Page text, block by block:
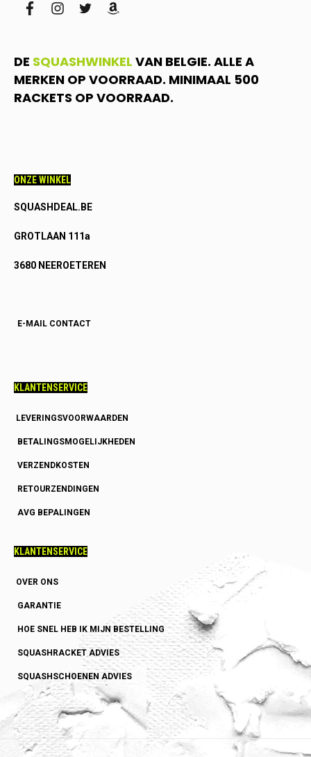
facebookinstagram
twitteramazon
DE SQUASHWINKEL VAN BELGIE. ALLE A
MERKEN OP VOORRAAD. MINIMAAL 500
RACKETS OP VOORRAAD.
ONZE WINKEL
SQUASHDEAL.BE
GROTLAAN 111a
3680 NEEROETEREN
E-MAIL CONTACT
KLANTENSERVICE
LEVERINGSVOORWAARDEN
BETALINGSMOGELIJKHEDEN
VERZENDKOSTEN
RETOURZENDINGEN
AVG BEPALINGEN
KLANTENSERVICE
OVER ONS
GARANTIE
HOE SNEL HEB IK MIJN BESTELLING
SQUASHRACKET ADVIES
SQUASHSCHOENEN ADVIES